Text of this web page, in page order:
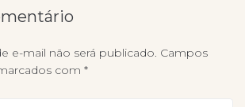
e-mail não será publicado. Campos
com *